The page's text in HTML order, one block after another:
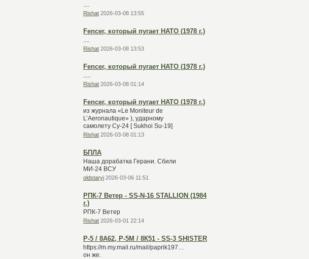
....
Rishat 2026-03-08 13:55
Fencer, который пугает НАТО (1978 г.)
....
Rishat 2026-03-08 13:53
Fencer, который пугает НАТО (1978 г.)
.....
Rishat 2026-03-08 01:14
Fencer, который пугает НАТО (1978 г.)
из журнала «Le Moniteur de
L’Aeronautique» ), ударному
самолету Су-24 [ Sukhoi Su-19]
Rishat 2026-03-08 01:13
БПЛА
Наша дорабатка Герани. Сбили
МИ-24 ВСУ
oldstaryi 2026-03-06 11:51
РПК-7 Ветер - SS-N-16 STALLION (1984
г.)
РПК-7 Ветер
Rishat 2026-03-01 22:14
Р-5 / 8А62, Р-5М / 8К51 - SS-3 SHISTER
https://m.my.mail.ru/mail/paprik1973/video/16/10270.html
он же.